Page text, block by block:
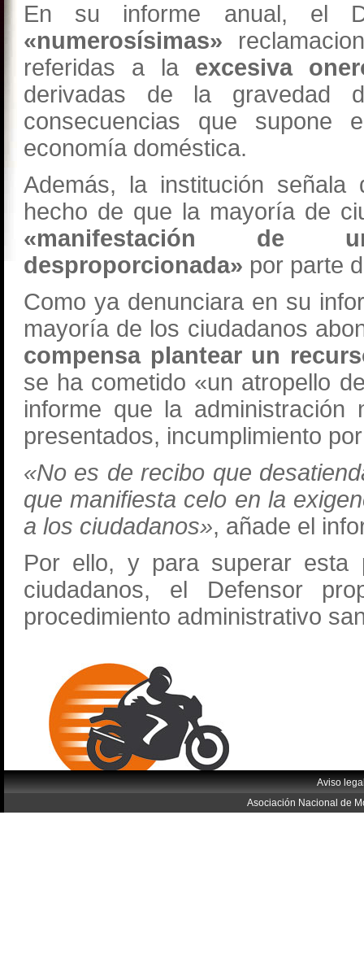
En su informe anual, el
«numerosísimas»
referidas a la excesiva
derivadas de la
consecuencias que
economía doméstica.
Además, la institución
hecho de que la mayoría de
«manifestación de
desproporcionada» por parte
Como ya denunciara en su
mayoría de los ciudadanos
compensa plantear un
se ha cometido «un atropello
informe que la
presentados, incumplimiento
«No es de recibo que
que manifiesta celo en la
a los ciudadanos», añade el
Por ello, y para superar esta
ciudadanos, el Defensor
procedimiento administrativo
Aviso
Asociación Nacional de